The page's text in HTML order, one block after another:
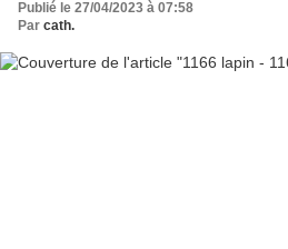
Publié le 27/04/2023 à 07:58
Par cath.